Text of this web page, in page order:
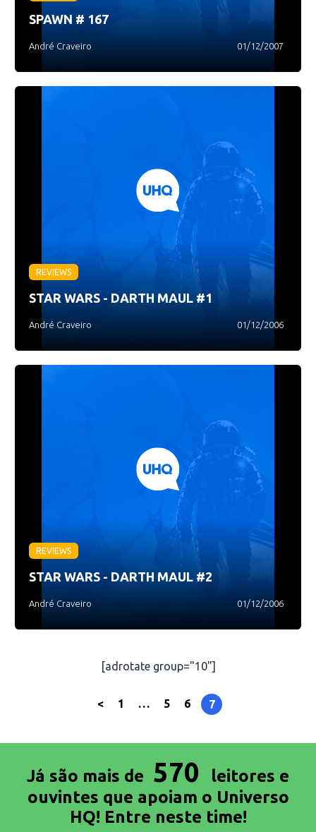
SPAWN # 167
André Craveiro 01/12/2007
REVIEWS
STAR WARS - DARTH MAUL #1
André Craveiro 01/12/2006
REVIEWS
STAR WARS - DARTH MAUL #2
André Craveiro 01/12/2006
[adrotate group="10"]
< 1 … 5 6 7
Já são mais de 570
leitores e
ouvintes que apoiam o Universo
HQ! Entre neste time!